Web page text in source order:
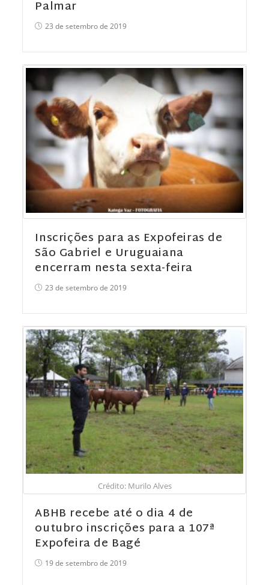
Palmar
23 de setembro de 2019
Inscrições para as Expofeiras de
São Gabriel e Uruguaiana
encerram nesta sexta-feira
23 de setembro de 2019
Crédito: Murilo Alves
ABHB recebe até o dia 4 de
outubro inscrições para a 107ª
Expofeira de Bagé
19 de setembro de 2019